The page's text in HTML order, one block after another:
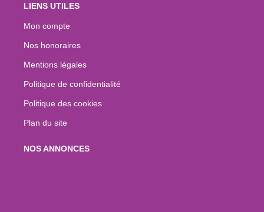
LIENS UTILES
Mon compte
Nos honoraires
Mentions légales
Politique de confidentialité
Politique des cookies
Plan du site
NOS ANNONCES